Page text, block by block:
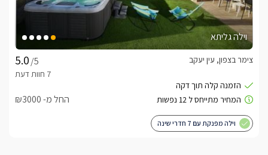
וילה גליתא
/5
צימר בצפון, עין יעקב
החל מ- ₪3000
וילה מפנקת עם 7 חדרי שינה